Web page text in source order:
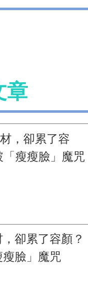
章
卻累了容顏？
臉」魔咒